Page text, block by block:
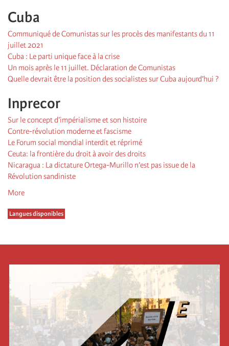
Cuba
Communiqué de Comunistas sur les procès des manifestants du 11
juillet 2021
Cuba : Le parti unique face à la crise
Un mois après le 11 juillet. Déclaration de Comunistas
Quelle devrait être la position des socialistes sur Cuba aujourd’hui ?
Inprecor
Sur le concept d’impérialisme et son histoire
Contre-révolution moderne et fascisme
Le Forum social mondial interdit et réprimé
Ceuta: la frontière du droit à avoir des droits
Nicaragua : La dictature Ortega-Murillo n’est pas issue de la
Révolution sandiniste
More
Langues disponibles